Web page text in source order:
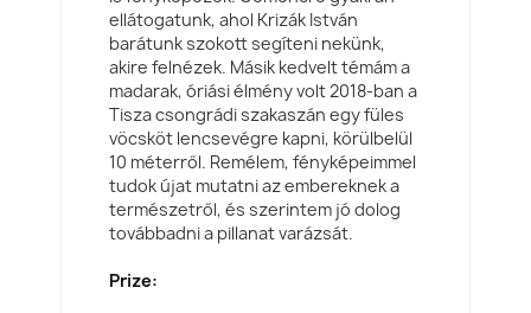
ellátogatunk, ahol Krizák István
barátunk szokott segíteni nekünk,
akire felnézek. Másik kedvelt témám a
madarak, óriási élmény volt 2018-ban a
Tisza csongrádi szakaszán egy füles
vöcsköt lencsevégre kapni, körülbelül
10 méterről. Remélem, fényképeimmel
tudok újat mutatni az embereknek a
természetről, és szerintem jó dolog
továbbadni a pillanat varázsát.
Prize: